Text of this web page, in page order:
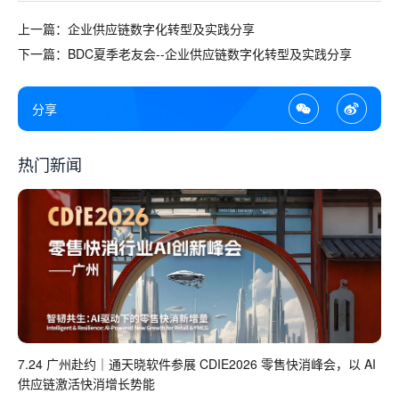
上一篇：企业供应链数字化转型及实践分享
下一篇：BDC夏季老友会--企业供应链数字化转型及实践分享
分享
热门新闻
7.24 广州赴约｜通天晓软件参展 CDIE2026 零售快消峰会，以 AI
供应链激活快消增长势能